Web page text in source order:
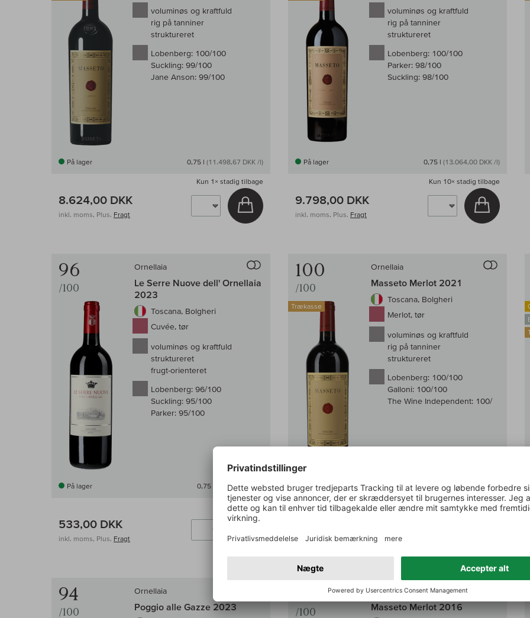
voluminøs og kraftfuld
rig på tanniner
struktureret
Lobenberg: 100/100
Suckling: 99/100
Jane Anson: 99/100
På lager 0,75 l (11.498,67 DKK /l)
Kun 1× stadig tilbage
8.624,00 DKK
inkl. moms, Plus. Fragt
Læg i kurv
voluminøs og kraftfuld
rig på tanniner
struktureret
Lobenberg: 100/100
Parker: 98/100
Suckling: 98/100
På lager 0,75 l (13.064,00 DKK /l)
Kun 10× stadig tilbage
9.798,00 DKK
inkl. moms, Plus. Fragt
Læg i kurv
96
/100
Ornellaia
Le Serre Nuove dell' Ornellaia
2023
Toscana, Bolgheri
Cuvée, tør
voluminøs og kraftfuld
struktureret
frugt-orienteret
Lobenberg: 96/100
Suckling: 95/100
Parker: 95/100
På lager 0,75 l (710,67 DKK /l)
533,00 DKK
inkl. moms, Plus. Fragt
Læg i kurv
100
/100
Trækasse
Ornellaia
Masseto Merlot 2021
Toscana, Bolgheri
Merlot, tør
voluminøs og kraftfuld
rig på tanniner
struktureret
Lobenberg: 100/100
Galloni: 100/100
The Wine Independent: 100/
På lager 0,75 l(11.498,67 DKK /l)
inkl. moms, Plus.Fragt
94
/100
Ornellaia
Til sammenligningen af vin
Poggio alle Gazze 2023 /100
Ornellaia
Til
Masseto Merlot 2016